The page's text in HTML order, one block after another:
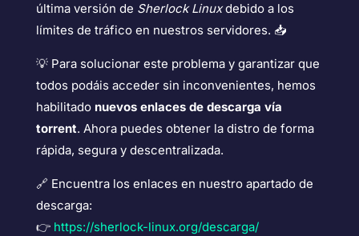
última versión de Sherlock Linuxdebido a los
límites de tráfico en nuestros servidores. 📥
💡 Para solucionar este problema y garantizar que
todos podáis acceder sin inconvenientes, hemos
habilitado nuevos enlaces de descarga vía
torrent. Ahora puedes obtener la distro de forma
rápida, segura y descentralizada.
🔗 Encuentra los enlaces en nuestro apartado de
descarga:
👉 https://sherlock-linux.org/descarga/